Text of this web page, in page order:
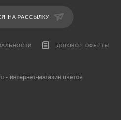
НА РАССЫЛКУ
ДОГОВОР ОФЕРТЫ
- интернет-магазин цветов